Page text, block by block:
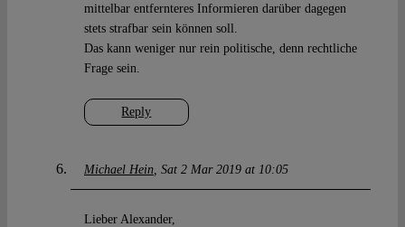
Reply
mittelbar entfernteres Informieren darüber dagegen
stets strafbar sein können soll.
Das kann weniger nur rein politische, denn rechtliche
Frage sein.
Michael Hein Sat 2 Mar 2019 at 10:05
Lieber Alexander,